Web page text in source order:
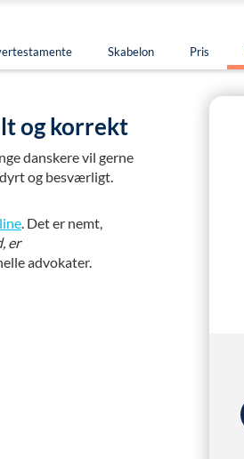
Skabelon Pris
og korrekt
danskere vil gerne
og besværligt.
. Det er nemt,
er
advokater.